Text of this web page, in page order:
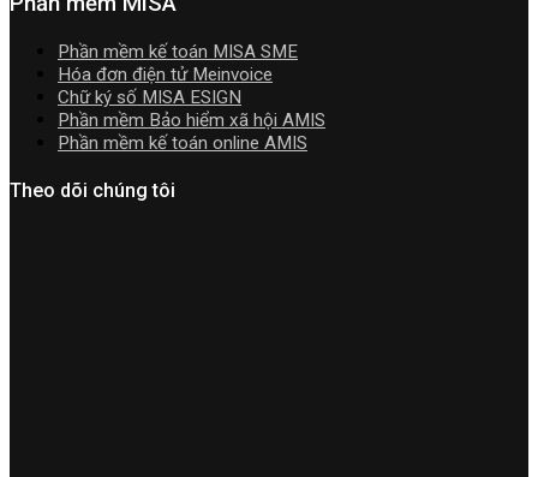
Phần mềm kế toán MISA SME
Hóa đơn điện tử Meinvoice
Chữ ký số MISA ESIGN
Phần mềm Bảo hiểm xã hội AMIS
Phần mềm kế toán online AMIS
Theo dõi chúng tôi